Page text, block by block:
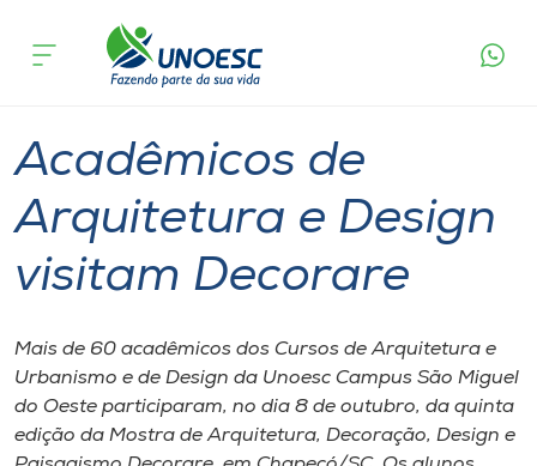
Cursos
Pesquisa
Atendimento ao Estudante
Portal de Ensino
A
Unoesc
acontece
Acadêmicos de
Arquitetura e Design
visitam Decorare
Mais de 60 acadêmicos dos Cursos de Arquitetura e
Urbanismo e de Design da Unoesc Campus São Miguel
do Oeste participaram, no dia 8 de outubro, da quinta
edição da Mostra de Arquitetura, Decoração, Design e